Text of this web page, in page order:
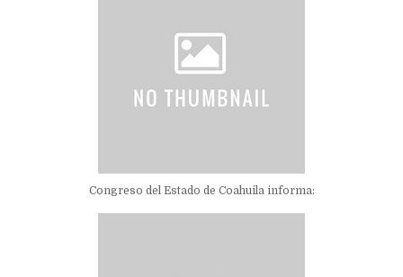
Congreso del Estado de Coahuila informa: